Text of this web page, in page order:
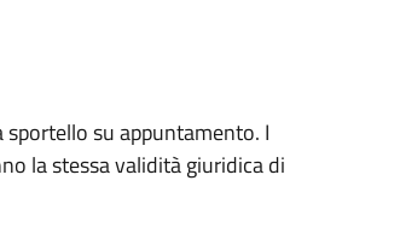
su appuntamento. I
la stessa validità giuridica di